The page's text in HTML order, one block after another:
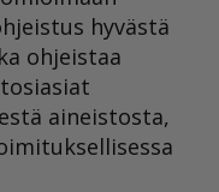
hyvästä
ohjeistaa
aineistosta,